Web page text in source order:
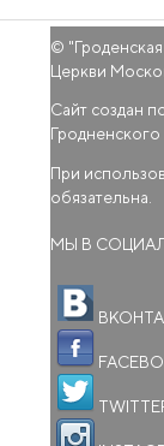
© "
Церкви
Сайт создан
При
обязательна.
МЫ В